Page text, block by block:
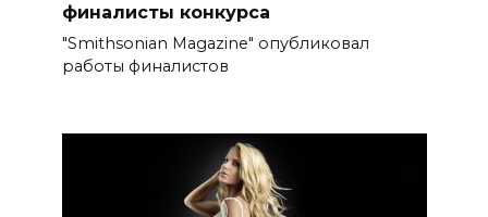
финалисты конкурса
"Smithsonian Magazine" опубликовал
работы финалистов